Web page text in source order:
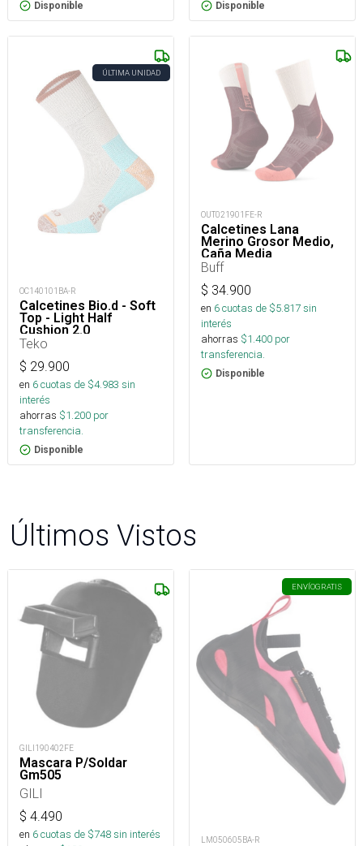
Disponible Disponible
ÚLTIMA UNIDAD
OC140101BA-R
Calcetines Bio.d - Soft
Top - Light Half
Cushion 2.0
Teko
$ 29.900
en 6cuotas de $4.983 sin
interés
ahorras $1.200 por
transferencia.
Disponible
OUT021901FE-R
Calcetines Lana
Merino Grosor Medio,
Caña Media
Buff
$ 34.900
en 6cuotas de $5.817sin
interés
ahorras $1.400 por
transferencia.
Disponible
Últimos Vistos
GILI190402FE
Mascara P/Soldar
Gm505
GILI
$ 4.490
en 6cuotas de $748sin interés
ENVÍOGRATIS
LM050605BA-R